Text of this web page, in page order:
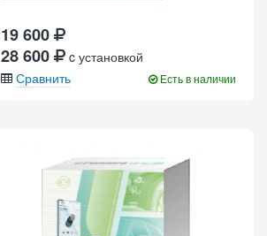
19 600
28 600
c установкой
Сравнить
Есть в наличии